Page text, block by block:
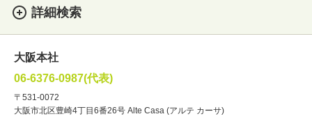
詳細検索
・性別
・ジャンル
ナレーター レポーター
大阪本社
06-6376-0987(代表)
〒531-0072
大阪市北区豊崎4丁目6番26号 Alte Casa (アルテ カーサ)